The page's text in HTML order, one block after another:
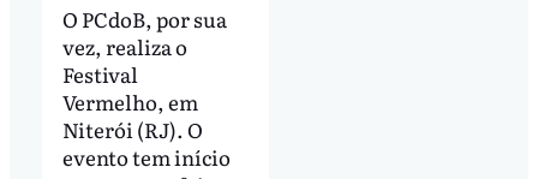
O PCdoB, por sua
vez, realiza o
Festival
Vermelho, em
Niterói (RJ). O
evento tem início